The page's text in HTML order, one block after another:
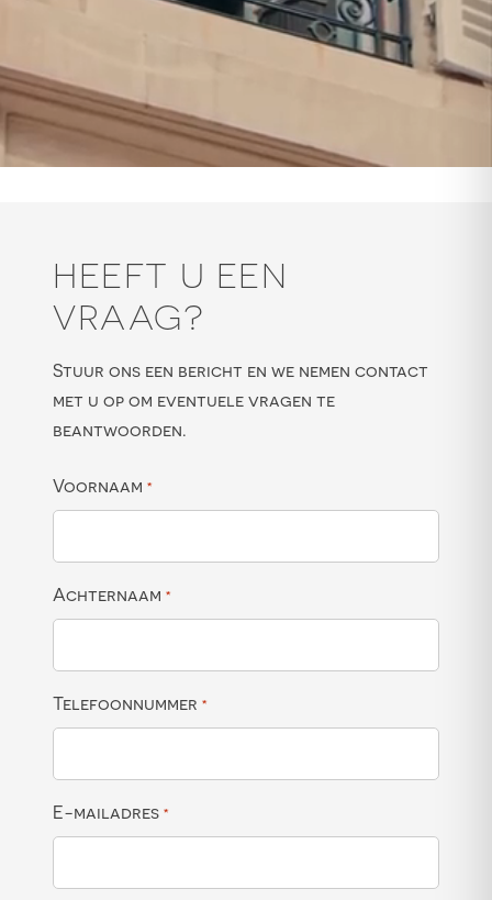
HEEFT U EEN
VRAAG?
Stuur ons een bericht en we nemen contact
met u op om eventuele vragen te
beantwoorden.
Voornaam *
Achternaam *
Telefoonnummer *
E-mailadres *